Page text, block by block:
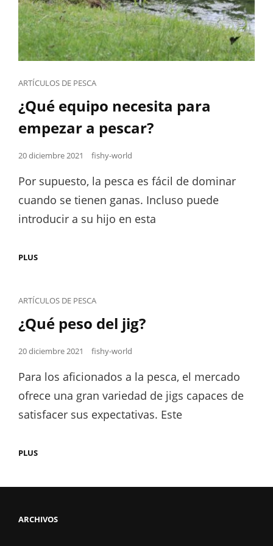
Cat
ARTÍCULOS DE PESCA
¿Qué equipo necesita para
empezar a pescar?
Posted
20 diciembre 2021 fishy-world
Por supuesto, la pesca es fácil de dominar
cuando se tienen ganas. Incluso puede
introducir a su hijo en esta
PLUS¿QUÉ
EMPEZAR
PESCAR?
Cat
ARTÍCULOS DE PESCA
¿Qué peso del jig?
Posted
20 diciembre 2021 fishy-world
Para los aficionados a la pesca, el mercado
ofrece una gran variedad de jigs capaces de
satisfacer sus expectativas. Este
PLUS¿QUÉ
ARCHIVOS